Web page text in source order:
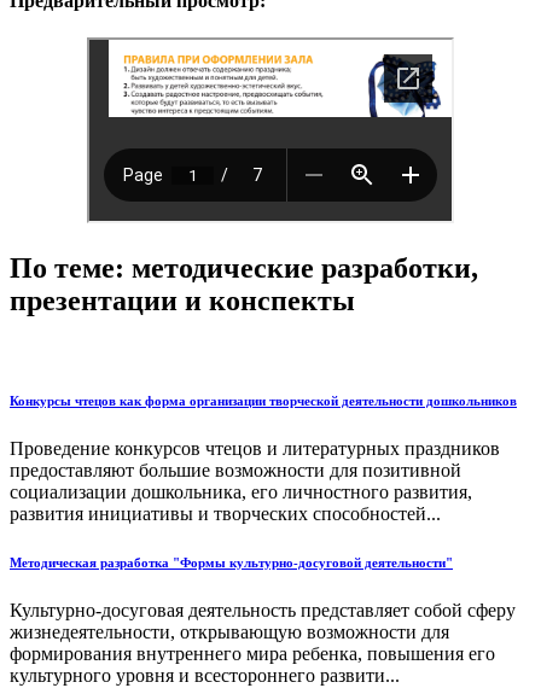
По теме: методические разработки,
презентации и конспекты
Конкурсы чтецов как форма организации творческой деятельности дошкольников
Проведение конкурсов чтецов и литературных праздников
предоставляют большие возможности для позитивной
социализации дошкольника, его личностного развития,
развития инициативы и творческих способностей...
Методическая разработка "Формы культурно-досуговой деятельности"
Культурно-досуговая деятельность представляет собой сферу
жизнедеятельности, открывающую возможности для
формирования внутреннего мира ребенка, повышения его
культурного уровня и всестороннего развити...